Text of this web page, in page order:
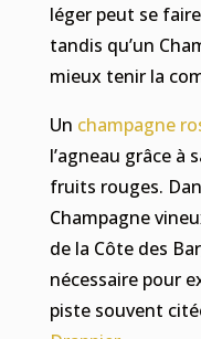
léger peut se
tandis qu’un
mieux tenir la
Un champagne
l’agneau grâce à
fruits rouges.
Champagne
de la Côte des
nécessaire pour
piste souvent